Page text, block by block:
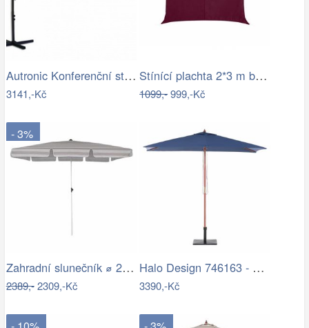
Autronic Konferenční stolek AHG-402 WT
3141,-Kč
Stínící plachta 2*3 m bordó
1099,-999,-Kč
- 3%
Zahradní slunečník ⌀ 2,85 m světle…
2389,-2309,-Kč
Halo Design 746163 - LED Stm. nab.…
3390,-Kč